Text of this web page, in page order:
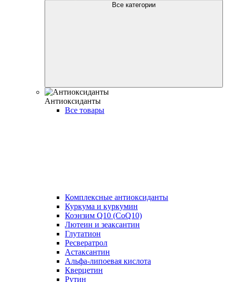
Все категории
Антиоксиданты
Все товары
Комплексные антиоксиданты
Куркума и куркумин
Коэнзим Q10 (CoQ10)
Лютеин и зеаксантин
Глутатион
Ресвератрол
Астаксантин
Альфа-липоевая кислота
Кверцетин
Рутин